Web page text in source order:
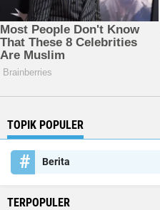
TOPIK POPULER
Berita
TERPOPULER